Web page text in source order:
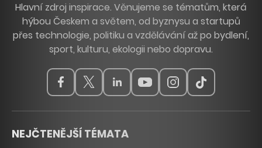
Hlavní zdroj inspirace. Věnujeme se tématům, která
hýbou Českem a světem, od byznysu a startupů
přes technologie, politiku a vzdělávání až po bydlení,
sport, kulturu, ekologii nebo dopravu.
NEJČTENĚJŠÍ TÉMATA